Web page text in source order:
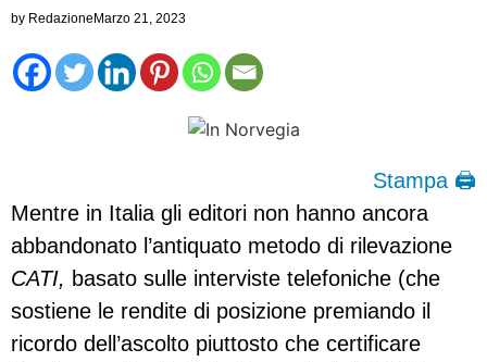
by RedazioneMarzo 21, 2023
Stampa 🖨
Mentre in Italia gli editori non hanno ancora
abbandonato l’antiquato metodo di rilevazione
CATI, basato sulle interviste telefoniche (che
sostiene le rendite di posizione premiando il
ricordo dell’ascolto piuttosto che certificare